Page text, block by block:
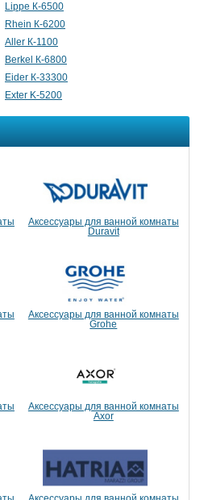
Lippe К-6500
Rhein К-6200
Aller К-1100
Berkel К-6800
Eider К-33300
Exter K-5200
Аксессуары для ванной комнаты
Duravit
Аксессуары для ванной комнаты
Grohe
Аксессуары для ванной комнаты
Axor